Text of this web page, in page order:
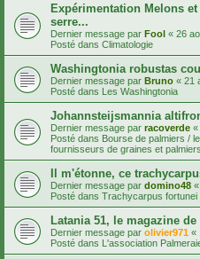
Expérimentation Melons
serre...
Dernier message par Fool « 26
Posté dans Climatologie
Washingtonia robustas
Dernier message par Bruno « 21
Posté dans Les Washingtonia
Johannsteijsmannia
Dernier message par racoverde «
Posté dans Bourse de palmiers /
fournisseurs de graines et palmiers
Il m'étonne, ce
Dernier message par domino48 «
Posté dans Trachycarpus fortunei
Latania 51, le magazine
Dernier message par olivier971 «
Posté dans L'association